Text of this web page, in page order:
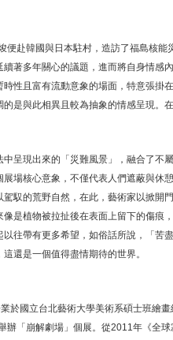
赴韓國與日本駐村，造訪了福島核能
著多年關心的議題，進而將自身情感
性且富有流動意象的場面，特意張掛
是與此相異且較為抽象的情感呈現。
呈現出來的「災難風景」，融合了不
場核心意象，不僅代表人們遮蔽與休
馭的荒野自然，在此，藝術家以掀開
是植物被拉扯後在表面上留下的傷痕
往帶有更多希望，如俗話所說，「苦
還是一個值得盡情期待的世界。
於國立台北藝術大學美術系碩士班繪
「崩解劇場」個展。從2011年《全球